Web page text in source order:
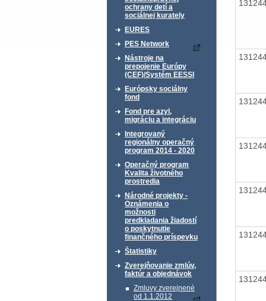
ochrany detí a
sociálnej kurately
EURES
PES Network
Nástroje na
prepojenie Európy
(CEF)/Systém EESSI
Európsky sociálny
fond
Fond pre azyl,
migráciu a integráciu
Integrovaný
regionálny operačný
program 2014 - 2020
Operačný program
Kvalita životného
prostredia
Národné projekty -
Oznámenia o
možnosti
predkladania žiadostí
o poskytnutie
finančného príspevku
Štatistiky
Zverejňovanie zmlúv,
faktúr a objednávok
Zmluvy zverejnené
od 1.1.2012